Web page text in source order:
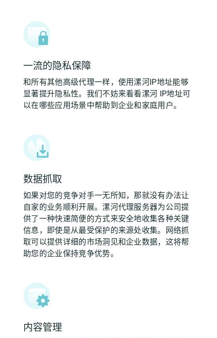
一流的隐私保障
和所有其他高级代理一样，使用漯河IP地址能够
显著提升隐私性。我们不妨来看看漯河 IP地址可
以在哪些应用场景中帮助到企业和家庭用户。
数据抓取
如果对您的竞争对手一无所知，那就没有办法让
自家的业务顺利开展。漯河代理服务器为公司提
供了一种快速简便的方式来安全地收集各种关键
信息，即使是从最受保护的来源处收集。网络抓
取可以提供详细的市场洞见和企业数据，这将帮
助您的企业保持竞争优势。
内容管理